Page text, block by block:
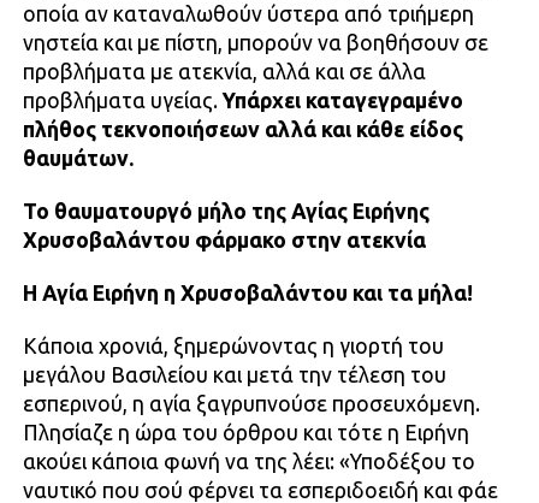
οποία αν καταναλωθούν ύστερα από τριήμερη
νηστεία και με πίστη, μπορούν να βοηθήσουν σε
προβλήματα με ατεκνία, αλλά και σε άλλα
προβλήματα υγείας.Υπάρχει καταγεγραμένο
πλήθος τεκνοποιήσεων αλλά και κάθε είδος
θαυμάτων.
Το θαυματουργό μήλο της Αγίας Ειρήνης
Χρυσοβαλάντου φάρμακο στην ατεκνία
Η Αγία Ειρήνη η Χρυσοβαλάντου και τα μήλα!
Κάποια χρονιά, ξημερώνοντας η γιορτή του
μεγάλου Βασιλείου και μετά την τέλεση του
εσπερινού, η αγία ξαγρυπνούσε προσευχόμενη.
Πλησίαζε η ώρα του όρθρου και τότε η Ειρήνη
ακούει κάποια φωνή να της λέει: «Υποδέξου το
ναυτικό που σού φέρνει τα εσπεριδοειδή και φάε